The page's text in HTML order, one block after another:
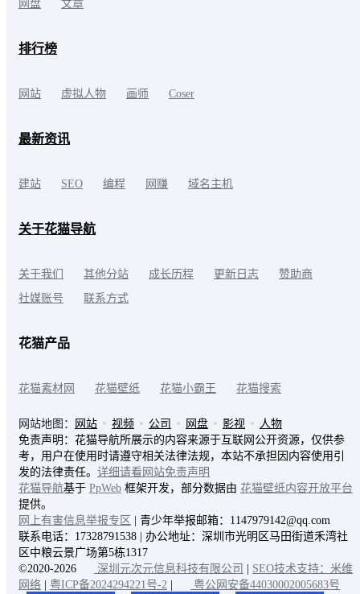
网盘
文章
排行榜
网站 虚拟人物 画师 Coser
最新资讯
建站 SEO 编程 网赚 域名主机
关于花猫导航
关于我们 其他分站 成长历程 更新日志
赞助商
社媒账号
联系方式
花猫产品
花猫素材网 花猫壁纸 花猫小霸王 花猫搜索
网站地图： 网站 视频 公司 网盘 影视
人物
免责声明：花猫导航所展示的内容来源于互联网公开资源，仅供参
考，用户在使用时请遵守相关法律法规，本站不承担因内容使用引
发的法律责任。 详细请看网站免责声明
花猫导航基于 PpWeb 框架开发，部分数据由 花猫壁纸内容开放平台
提供。
网上有害信息举报专区
| 青少年举报邮箱：1147979142@qq.com
联系电话：17328791538 | 办公地址：深圳市光明区马田街道禾湾社
区中粮云景广场第5栋1317
©2020-2026
深圳元次元信息科技有限公司
SEO技术支持：米维
网络
粤ICP备2024294221号-2 粤公网安备44030002005683号